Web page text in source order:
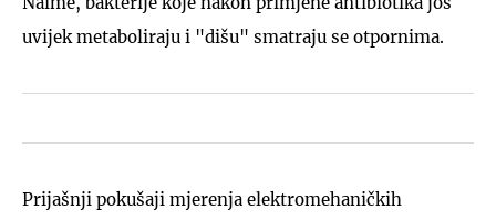
uvijek metaboliraju i "dišu" smatraju se otpornima.
Prijašnji pokušaji mjerenja elektromehaničkih